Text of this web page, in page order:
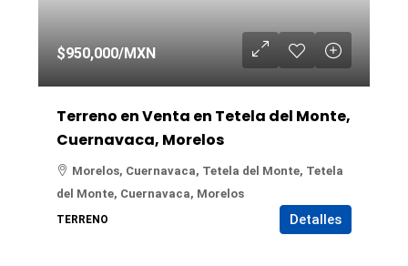
$950,000/MXN
Terreno en Venta en Tetela del Monte,
Cuernavaca, Morelos
Morelos, Cuernavaca, Tetela del Monte, Tetela
del Monte, Cuernavaca, Morelos
TERRENO Detalles